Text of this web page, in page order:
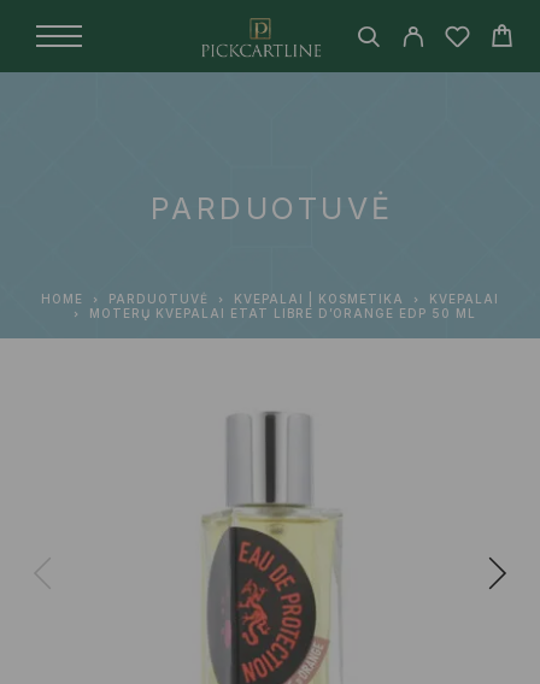
PARDUOTUVĖ
HOME PARDUOTUVĖ KVEPALAI | KOSMETIKA
KVEPALAI
MOTERŲ KVEPALAI ETAT LIBRE D’ORANGE EDP 50 ML